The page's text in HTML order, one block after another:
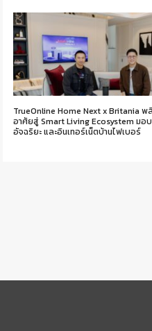
TrueOnline Home Next x Britania พ
อาศัยสู่ Smart Living Ecosystem มอ
อัจฉริยะ และอินเทอร์เน็ตบ้านไฟเบอร์